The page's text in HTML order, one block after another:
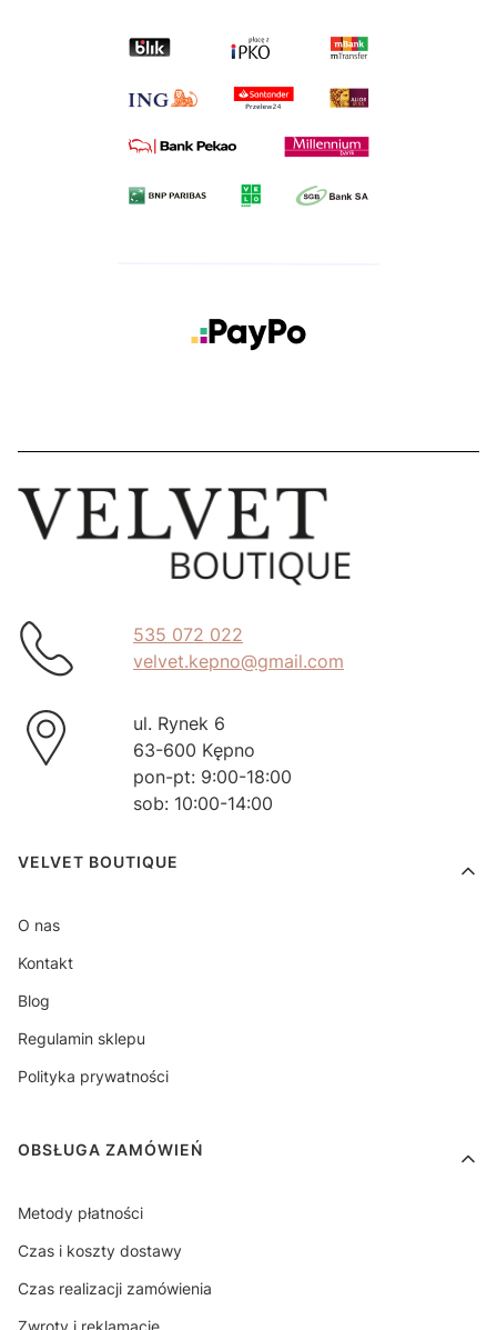
535 072 022
velvet.kepno@gmail.com
ul. Rynek 6
63-600 Kępno
pon-pt: 9:00-18:00
sob: 10:00-14:00
Linki w stopce
VELVET BOUTIQUE
O nas
Kontakt
Blog
Regulamin sklepu
Polityka prywatności
OBSŁUGA ZAMÓWIEŃ
Metody płatności
Czas i koszty dostawy
Czas realizacji zamówienia
Zwroty i reklamacje